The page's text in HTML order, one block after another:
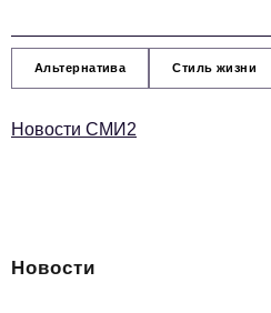
Альтернатива Стиль жизни
Новости СМИ2
Новости